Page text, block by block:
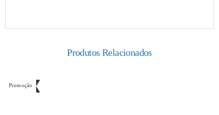
Produtos Relacionados
Promoção